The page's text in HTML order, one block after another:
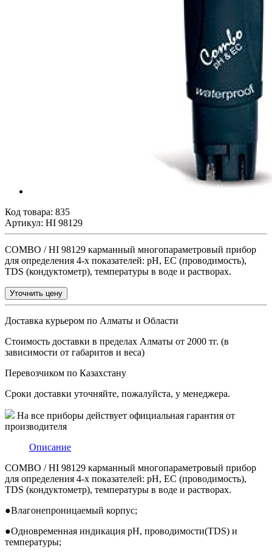
Код товара: 835
Артикул: HI 98129
COMBO / HI 98129 карманный многопараметровый прибор
для определения 4-х показателей: pH, EC (проводимость),
TDS (кондуктометр), температуры в воде и растворах.
Уточнить цену
Доставка курьером по Алматы и Области
Стоимость доставки в пределах Алматы от 2000 тг. (в
зависимости от габаритов и веса)
Перевозчиком по Казахстану
Сроки доставки уточняйте, пожалуйста, у менеджера.
На все приборы действует официальная гарантия от
производителя
Описание
COMBO / HI 98129 карманный многопараметровый прибор
для определения 4-х показателей: pH, EC (проводимость),
TDS (кондуктометр), температуры в воде и растворах.
●Влагонепроницаемый корпус;
●Одновременная индикация pH, проводимости(TDS) и
температуры;